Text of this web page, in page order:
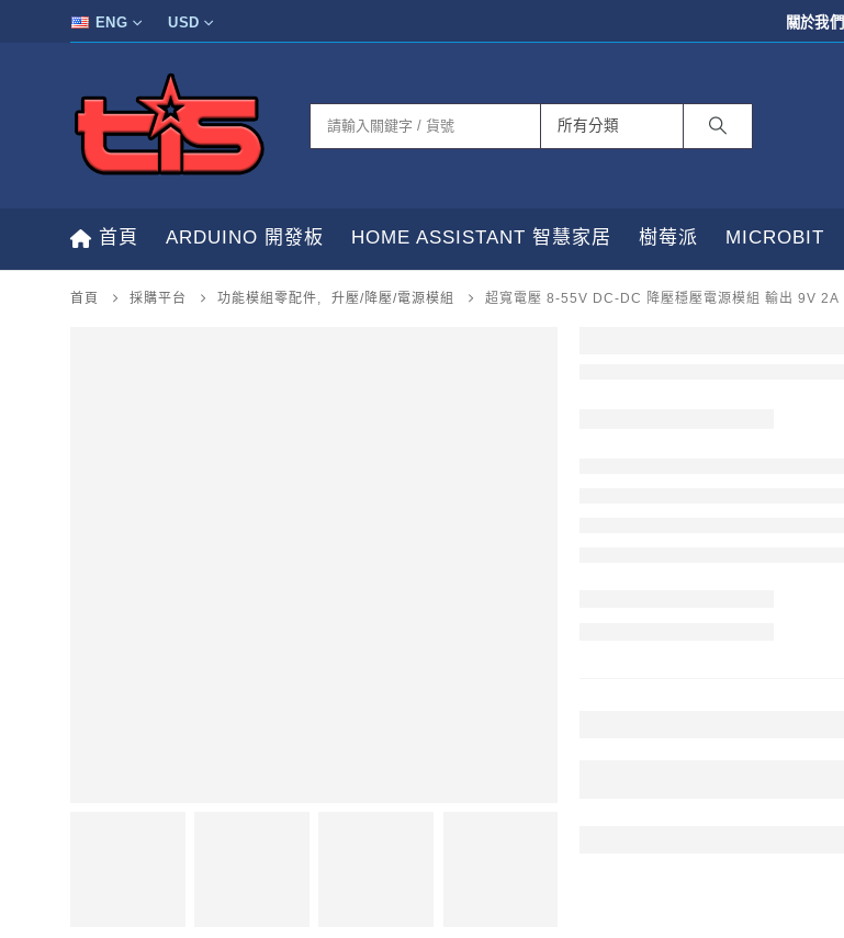
ENG USD 關於我們
首頁 ARDUINO 開發板 HOME ASSISTANT 智慧家居 樹莓派 MICROBIT
首頁 採購平台 功能模組零配件, 升壓/降壓/電源模組 超寬電壓 8-55V DC-DC 降壓穩壓電源模組 輸出 9V 2A